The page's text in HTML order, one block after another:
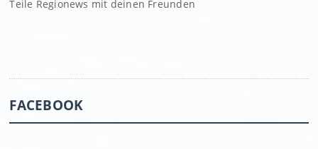
Teile Regionews mit deinen Freunden
FACEBOOK